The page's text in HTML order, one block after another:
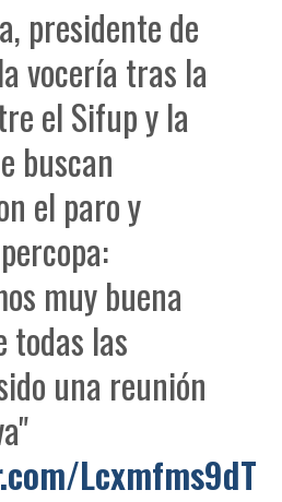
presidente de
vocería tras la
el Sifup y la
buscan
el paro y
muy buena
todas las
una reunión
Lcxmfms9dT